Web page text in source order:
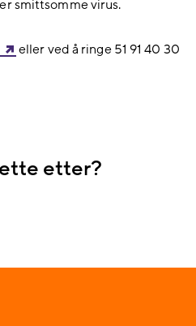
smittsomme virus.
eller ved å ringe 51 91 40 30
etter?